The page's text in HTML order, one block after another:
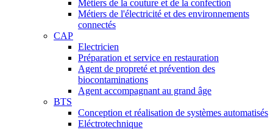
Métiers de la couture et de la confection
Métiers de l'électricité et des environnements
connectés
CAP
Electricien
Préparation et service en restauration
Agent de propreté et prévention des
biocontaminations
Agent accompagnant au grand âge
BTS
Conception et réalisation de systèmes automatisés
Eléctrotechnique